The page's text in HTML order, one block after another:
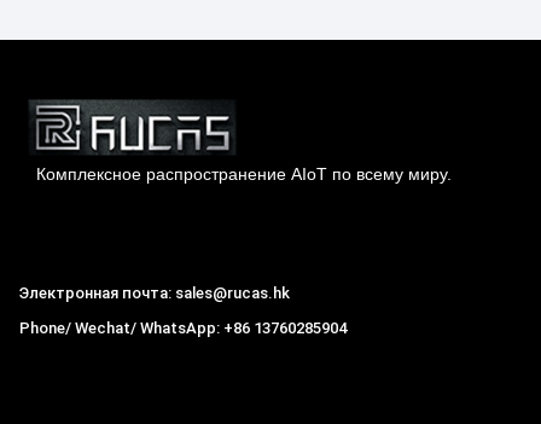
Комплексное распространение AIoT по всему миру.
Электронная почта: sales@rucas.hk
Phone/ Wechat/ WhatsApp: +86 13760285904